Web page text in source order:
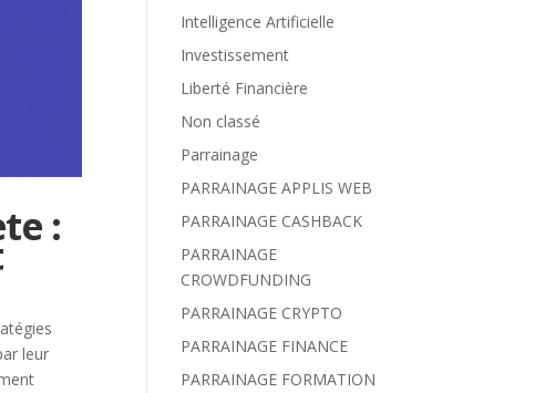
:
leur
Intelligence Artificielle
Investissement
Liberté Financière
Non classé
Parrainage
PARRAINAGE APPLIS WEB
PARRAINAGE CASHBACK
PARRAINAGE
CROWDFUNDING
PARRAINAGE CRYPTO
PARRAINAGE FINANCE
PARRAINAGE FORMATION